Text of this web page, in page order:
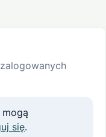
się.